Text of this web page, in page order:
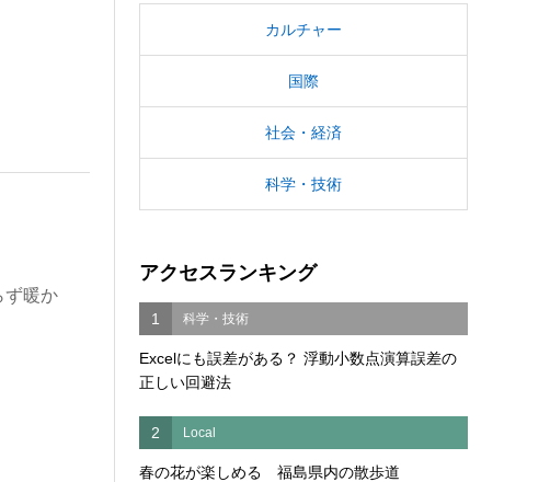
ず暖か
カルチャー
国際
社会・経済
科学・技術
アクセスランキング
1 科学・技術
Excelにも誤差がある？ 浮動小数点演算誤差の
正しい回避法
2 Local
春の花が楽しめる 福島県内の散歩道